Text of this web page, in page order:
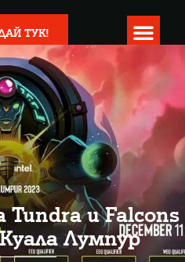
ТУК!
Tundra и Falcons
Лумпур